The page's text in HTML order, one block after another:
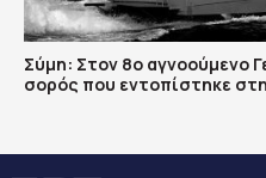
Σύμη: Στον 8ο αγνοούμενο
σορός που εντοπίστηκε